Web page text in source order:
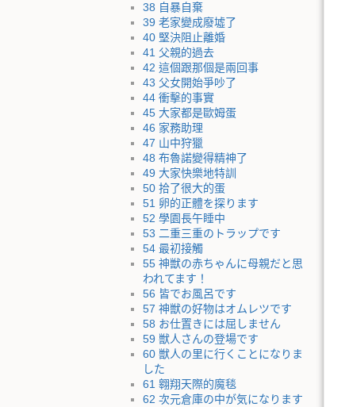
38 自暴自棄
39 老家變成廢墟了
40 堅決阻止離婚
41 父親的過去
42 這個跟那個是兩回事
43 父女開始爭吵了
44 衝擊的事實
45 大家都是歐姆蛋
46 家務助理
47 山中狩獵
48 布魯諾變得精神了
49 大家快樂地特訓
50 拾了很大的蛋
51 卵的正體を探ります
52 學園長午睡中
53 二重三重のトラップです
54 最初接觸
55 神獣の赤ちゃんに母親だと思
われてます！
56 皆でお風呂です
57 神獣の好物はオムレツです
58 お仕置きには屈しません
59 獣人さんの登場です
60 獣人の里に行くことになりま
した
61 翱翔天際的魔毯
62 次元倉庫の中が気になります